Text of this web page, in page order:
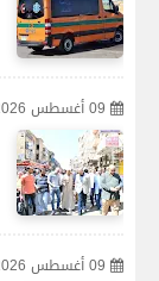
09 أغسطس 2026
09 أغسطس 2026